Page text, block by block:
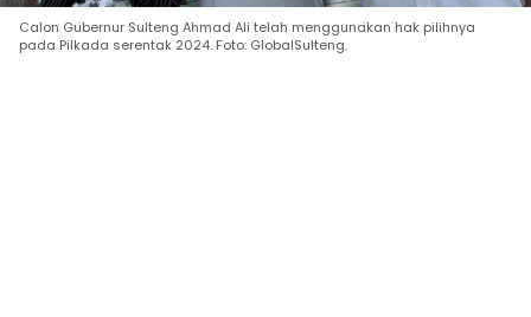
Calon Gubernur Sulteng Ahmad Ali telah menggunakan hak pilihnya
pada Pilkada serentak 2024. Foto: GlobalSulteng.